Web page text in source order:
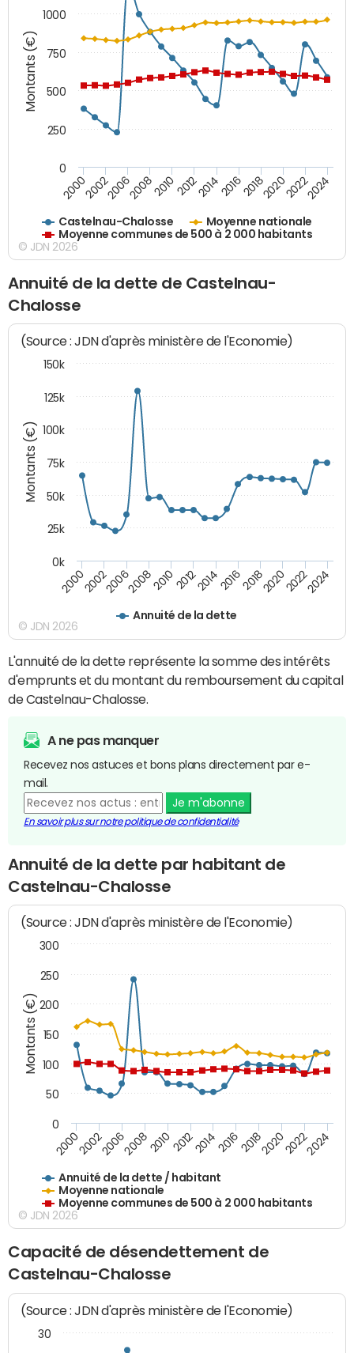
Montants (€)
Castelnau-Chalosse
Moyenne nationale
Moyenne communes de 500 à 2 000 habitants
200020022006200820102012201420162018202020222024
0
250
500
750
1000
© JDN 2026
Annuité de la dette de Castelnau-
Chalosse
Montants (€)
(Source : JDN d'après ministère de l'Economie)
Annuité de la dette
200020022006200820102012201420162018202020222024
0k
25k
50k
75k
100k
125k
150k
© JDN 2026
L'annuité de la dette représente la somme des intérêts
d'emprunts et du montant du remboursement du capital
de Castelnau-Chalosse.
A ne pas manquer
Recevez nos astuces et bons plans directement par e-
mail.
Je m'abonne
En savoir plus sur notre politique de confidentialité
Annuité de la dette par habitant de
Castelnau-Chalosse
Montants (€)
(Source : JDN d'après ministère de l'Economie)
Annuité de la dette / habitant
Moyenne nationale
Moyenne communes de 500 à 2 000 habitants
200020022006200820102012201420162018202020222024
0
50
100
150
200
250
300
© JDN 2026
Capacité de désendettement de
Castelnau-Chalosse
(Source : JDN d'après ministère de l'Economie)
30